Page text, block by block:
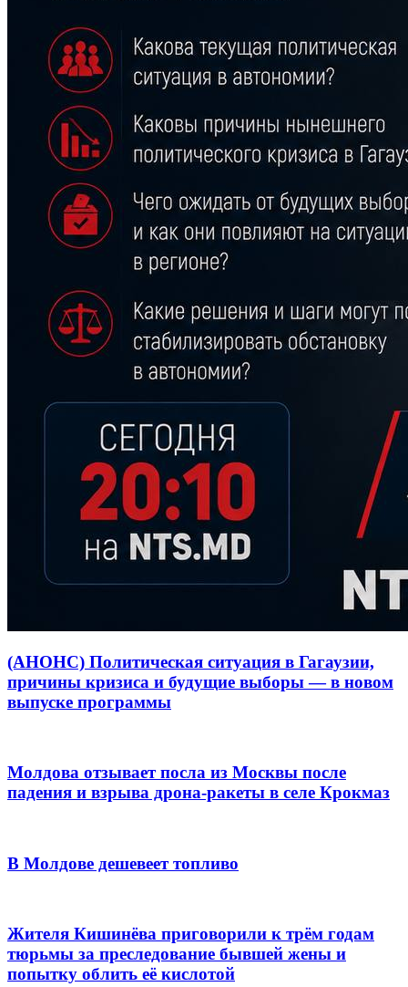
(АНОНС) Политическая ситуация в Гагаузии,
причины кризиса и будущие выборы — в новом
выпуске программы
Молдова отзывает посла из Москвы после
падения и взрыва дрона-ракеты в селе Крокмаз
В Молдове дешевеет топливо
Жителя Кишинёва приговорили к трём годам
тюрьмы за преследование бывшей жены и
попытку облить её кислотой